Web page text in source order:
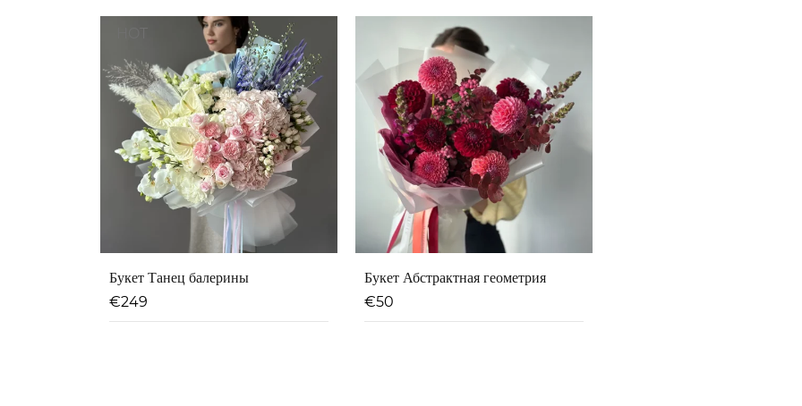
Букет Танец балерины
€249
Букет Абстрактная геометрия
€50